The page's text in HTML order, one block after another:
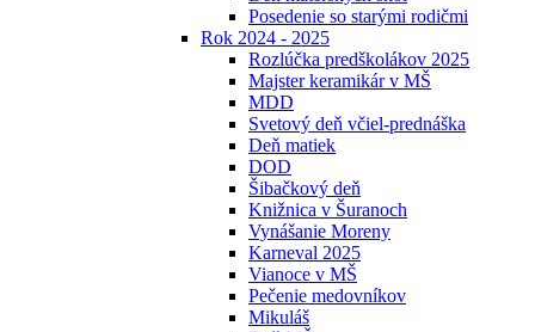
Posedenie so starými rodičmi
Rok 2024 - 2025
Rozlúčka predškolákov 2025
Majster keramikár v MŠ
MDD
Svetový deň včiel-prednáška
Deň matiek
DOD
Šibačkový deň
Knižnica v Šuranoch
Vynášanie Moreny
Karneval 2025
Vianoce v MŠ
Pečenie medovníkov
Mikuláš